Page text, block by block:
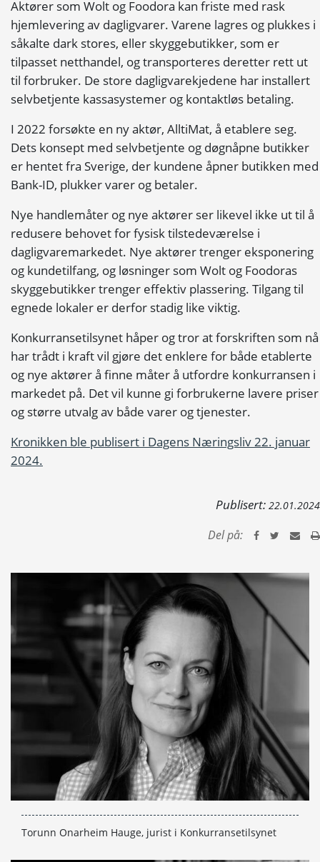
Aktører som Wolt og Foodora kan friste med rask
hjemlevering av dagligvarer. Varene lagres og plukkes i
såkalte dark stores, eller skyggebutikker, som er
tilpasset netthandel, og transporteres deretter rett ut
til forbruker. De store dagligvarekjedene har installert
selvbetjente kassasystemer og kontaktløs betaling.
I 2022 forsøkte en ny aktør, AlltiMat, å etablere seg.
Dets konsept med selvbetjente og døgnåpne butikker
er hentet fra Sverige, der kundene åpner butikken med
Bank-ID, plukker varer og betaler.
Nye handlemåter og nye aktører ser likevel ikke ut til å
redusere behovet for fysisk tilstedeværelse i
dagligvaremarkedet. Nye aktører trenger eksponering
og kundetilfang, og løsninger som Wolt og Foodoras
skyggebutikker trenger effektiv plassering. Tilgang til
egnede lokaler er derfor stadig like viktig.
Konkurransetilsynet håper og tror at forskriften som nå
har trådt i kraft vil gjøre det enklere for både etablerte
og nye aktører å finne måter å utfordre konkurransen i
markedet på. Det vil kunne gi forbrukerne lavere priser
og større utvalg av både varer og tjenester.
Kronikken ble publisert i Dagens Næringsliv 22. januar
2024.
Publisert: 22.01.2024
Del på:
Torunn Onarheim Hauge, jurist i Konkurransetilsynet